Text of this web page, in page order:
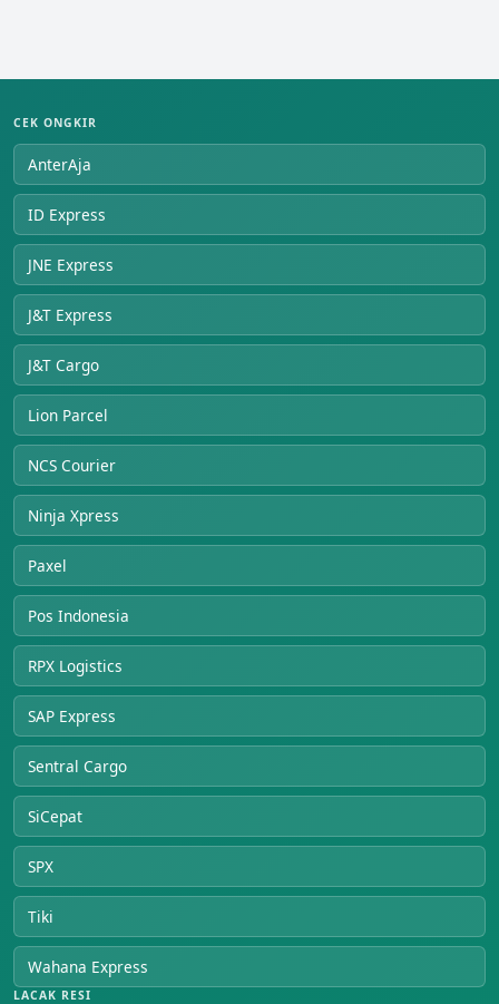
CEK ONGKIR
AnterAja
ID Express
JNE Express
J&T Express
J&T Cargo
Lion Parcel
NCS Courier
Ninja Xpress
Paxel
Pos Indonesia
RPX Logistics
SAP Express
Sentral Cargo
SiCepat
SPX
Tiki
Wahana Express
LACAK RESI